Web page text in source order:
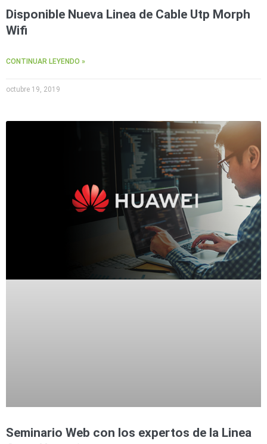
IP
Disponible Nueva Linea de Cable Utp Morph
Wifi
CONTINUAR LEYENDO »
octubre 19, 2019
Seminario Web con los expertos de la Linea